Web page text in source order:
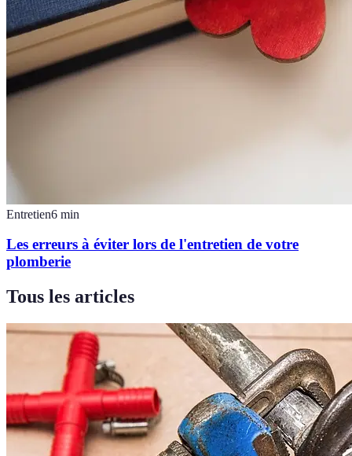
Entretien6 min
Les erreurs à éviter lors de l'entretien de votre
plomberie
Tous les articles